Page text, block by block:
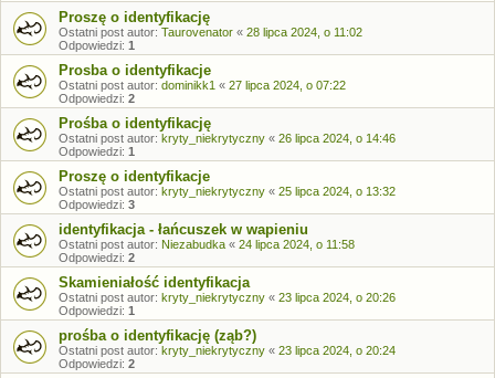
Proszę o identyfikację
Ostatni post autor: Taurovenator « 28 lipca 2024, o 11:02
Odpowiedzi: 1
Prosba o identyfikacje
Ostatni post autor: dominikk1 « 27 lipca 2024, o 07:22
Odpowiedzi: 2
Prośba o identyfikację
Ostatni post autor: kryty_niekrytyczny « 26 lipca 2024, o 14:46
Odpowiedzi: 1
Proszę o identyfikacje
Ostatni post autor: kryty_niekrytyczny « 25 lipca 2024, o 13:32
Odpowiedzi: 3
identyfikacja - łańcuszek w wapieniu
Ostatni post autor: Niezabudka « 24 lipca 2024, o 11:58
Odpowiedzi: 2
Skamieniałość identyfikacja
Ostatni post autor: kryty_niekrytyczny « 23 lipca 2024, o 20:26
Odpowiedzi: 1
prośba o identyfikację (ząb?)
Ostatni post autor: kryty_niekrytyczny « 23 lipca 2024, o 20:24
Odpowiedzi: 2